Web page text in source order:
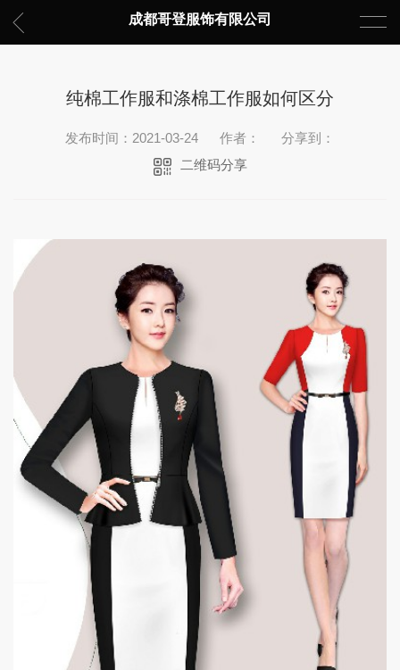
成都哥登服饰有限公司
纯棉工作服和涤棉工作服如何区分
发布时间：2021-03-24 作者：
分享到：
二维码分享